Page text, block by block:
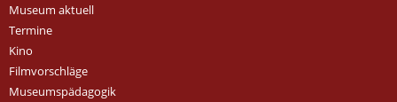
Museum aktuell
Termine
Kino
Filmvorschläge
Museumspädagogik